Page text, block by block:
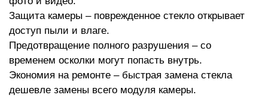
Защита камеры – поврежденное стекло открывает
доступ пыли и влаге.
Предотвращение полного разрушения – со
временем осколки могут попасть внутрь.
Экономия на ремонте – быстрая замена стекла
дешевле замены всего модуля камеры.